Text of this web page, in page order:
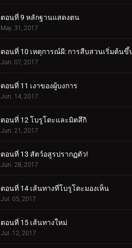
ตอนที่ 9 หลักฐานแสดงตน
May. 31, 2017
ตอนที่ 10 เหตุการณ์ผี: การสืบสวนเริ่มต้นขึ้
Jun. 07, 2017
ตอนที่ 11 เงาของผู้บงการ
Jun. 14, 2017
ตอนที่ 12 โบรูโตะและมิตสึกิ
Jun. 21, 2017
ตอนที่ 13 สัตว์อสูรปรากฏตัว!
Jun. 28, 2017
ตอนที่ 14 เส้นทางที่โบรูโตะมองเห็น
Jul. 05, 2017
ตอนที่ 15 เส้นทางใหม่
Jul. 12, 2017